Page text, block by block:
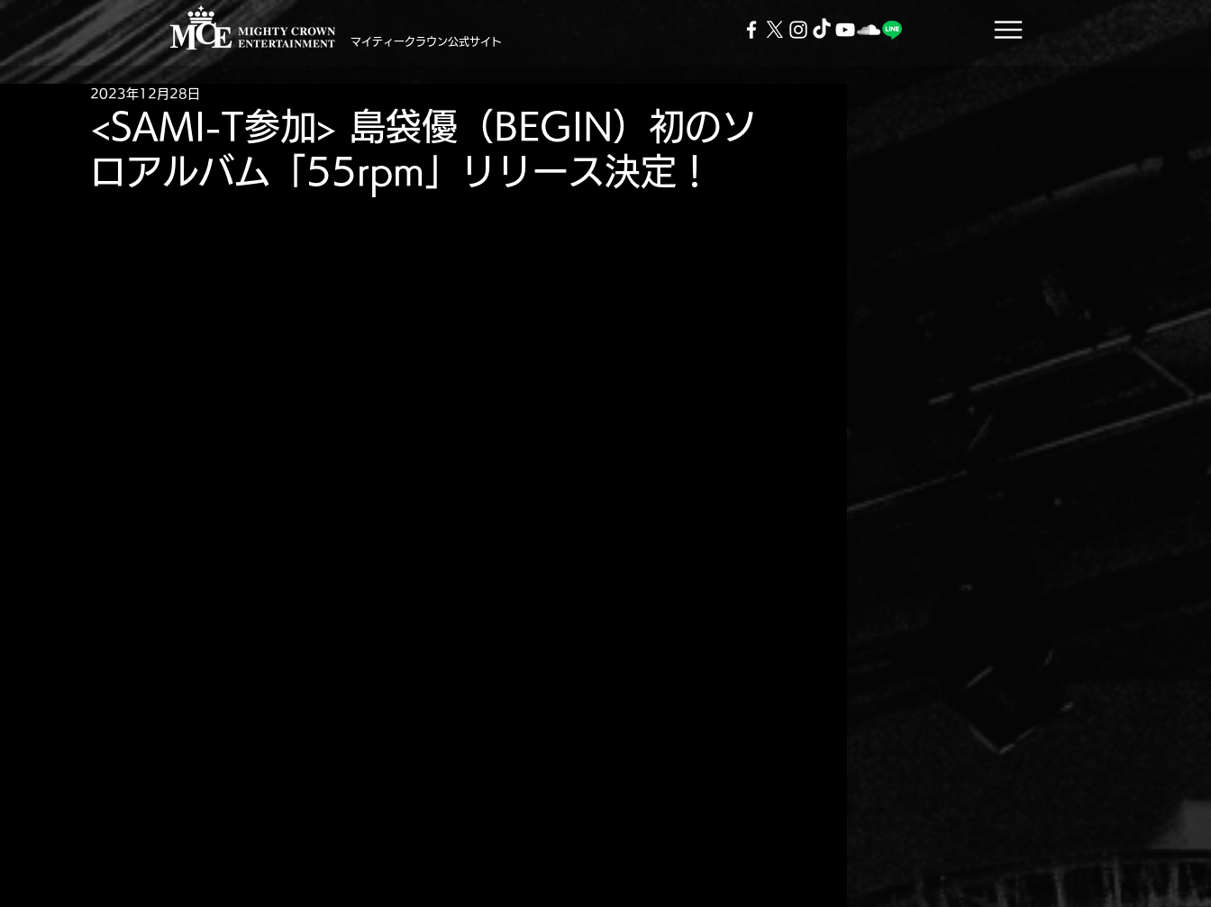
マイティークラウン公式サイト
<SAMI-T参加> 島袋優（BEGIN）初のソ
ロアルバム「55rpm」リリース決定！
2023年12月28日